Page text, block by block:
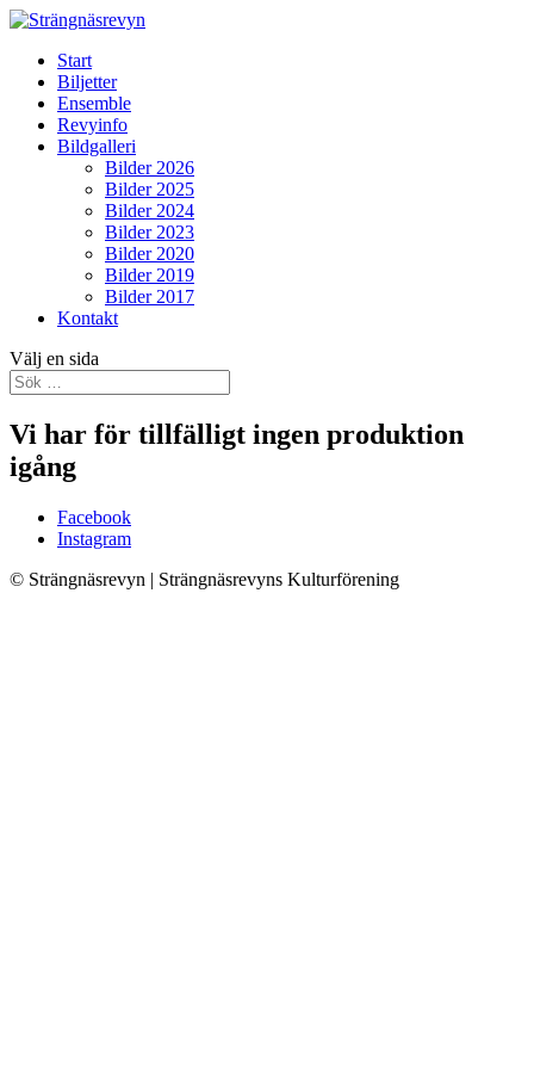
Start
Biljetter
Ensemble
Revyinfo
Bildgalleri
Bilder 2026
Bilder 2025
Bilder 2024
Bilder 2023
Bilder 2020
Bilder 2019
Bilder 2017
Kontakt
Välj en sida
Vi har för tillfälligt ingen produktion
igång
Facebook
Instagram
© Strängnäsrevyn | Strängnäsrevyns Kulturförening